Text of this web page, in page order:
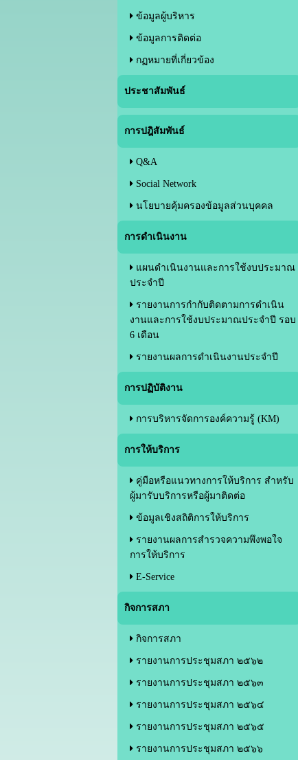
ข้อมูลผู้บริหาร
ข้อมูลการติดต่อ
กฏหมายที่เกี่ยวข้อง
ประชาสัมพันธ์
การปฎิสัมพันธ์
Q&A
Social Network
นโยบายคุ้มครองข้อมูลส่วนบุคคล
การดำเนินงาน
แผนดำเนินงานและการใช้งบประมาณ
ประจำปี
รายงานการกำกับติดตามการดำเนิน
งานและการใช้งบประมาณประจำปี รอบ
6 เดือน
รายงานผลการดำเนินงานประจำปี
การปฏิบัติงาน
การบริหารจัดการองค์ความรู้ (KM)
การให้บริการ
คู่มือหรือแนวทางการให้บริการ สำหรับ
ผู้มารับบริการหรือผู้มาติดต่อ
ข้อมูลเชิงสถิติการให้บริการ
รายงานผลการสำรวจความพึงพอใจ
การให้บริการ
E-Service
กิจการสภา
กิจการสภา
รายงานการประชุมสภา ๒๕๖๒
รายงานการประชุมสภา ๒๕๖๓
รายงานการประชุมสภา ๒๕๖๔
รายงานการประชุมสภา ๒๕๖๕
รายงานการประชุมสภา ๒๕๖๖